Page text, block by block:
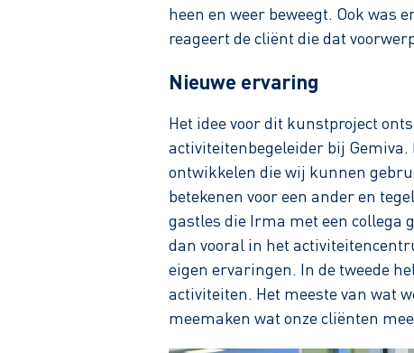
heen en weer beweegt. Ook was
reageert de cliënt die dat
Nieuwe ervaring
Het idee voor dit kunstproject
activiteitenbegeleider bij
ontwikkelen die wij kunnen
betekenen voor een ander en
gastles die Irma met een collega
dan vooral in het
eigen ervaringen. In de tweede
activiteiten. Het meeste van wat
meemaken wat onze cliënten